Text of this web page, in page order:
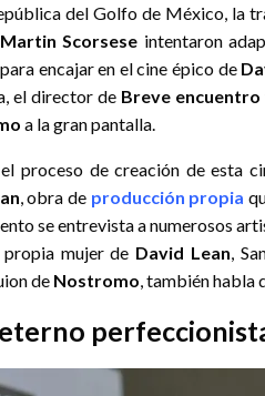
del Golfo de México, la
Martin Scorsese intentaron
encajar en el cine épico de
el director de Breve encuentro
a la gran pantalla.
proceso de creación de esta
, obra de producción propia
se entrevista a numerosos
mujer de David Lean,
de Nostromo, también habla